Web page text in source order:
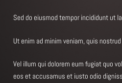
Sed do eiusmod tempor incididunt ut
Ut enim ad minim veniam, quis
Vel illum qui dolorem eum fugiat quo
eos et accusamus et iusto odio